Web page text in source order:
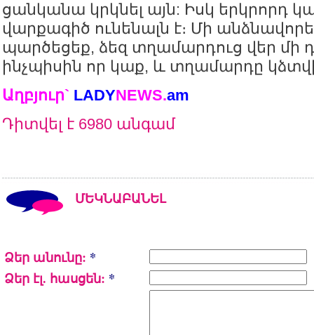
ցանկանա կրկնել այն: Իսկ երկրորդ
վարքագիծ ունենալն է։ Մի
պարծեցեք, ձեզ տղամարդուց վեր մի
ինչպիսին որ կաք, և տղամարդը
Աղբյուր` LADYNEWS.am
Դիտվել է 6980 անգամ
ՄԵԿՆԱԲԱՆԵԼ
Ձեր անունը: *
Ձեր էլ. հասցեն: *